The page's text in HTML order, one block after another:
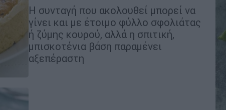
Η συνταγή που ακολουθεί μπορεί να
γίνει και με έτοιμο φύλλο σφολιάτας
ή ζύμης κουρού, αλλά η σπιτική,
μπισκοτένια βάση παραμένει
αξεπέραστη